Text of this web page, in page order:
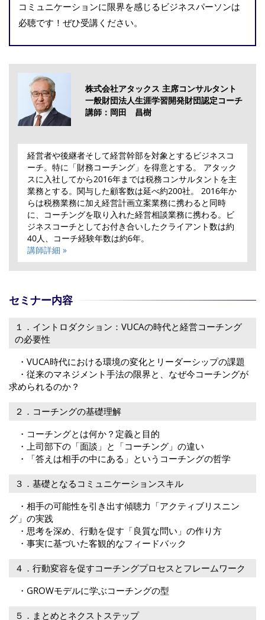
コミュニケーションに限界を感じるビジネスパーソンは
必聴です！ぜひ受講ください。
株式会社アタックス 主席コンサルタント
一般財団法人生涯学習開発財団認定コーチ
講師：岡田 昌樹
経営者や後継者そして経営幹部を対象とするビジネスコ
ーチ。特に「財務コーチング」を得意とする。 アタック
スに入社してから2016年までは税務コンサルタントを主
業務とする。関与した顧客数は延べ約200社。 2016年か
らは税務業務に加え経営計画立案業務に携わると同時
に、コーチングを取り入れた経営相談業務に携わる。ビ
ジネスコーチとしてお付き合いしたクライアント数は約
40人、コーチ経験年数は約6年。
講師詳細 »
セミナー内容
１．イントロダクション：VUCAの時代と経営コーチング
の必要性
・VUCA時代における環境の変化とリーダーシップの課題
・従来のマネジメント手法の限界と、なぜ今コーチングが
求められるのか？
２．コーチングの基礎理解
・コーチングとは何か？定義と目的
・上司部下の「面談」と「コーチング」の違い
・「答えは相手の中にある」というコーチングの哲学
３．基礎となるコミュニケーションスキル
・相手の可能性を引き出す傾聴力「アクティブリスニン
グ」の実践
・思考を深め、行動を促す「良質な問い」の作り方
・事実に基づいた客観的なフィードバック
４．行動変容を促すコーチングプロセスとフレームワーク
・GROWモデルに学ぶコーチングの型
５．まとめとネクストステップ